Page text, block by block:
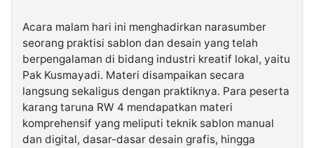
Acara malam hari ini menghadirkan narasumber
seorang praktisi sablon dan desain yang telah
berpengalaman di bidang industri kreatif lokal, yaitu
Pak Kusmayadi. Materi disampaikan secara
langsung sekaligus dengan praktiknya. Para peserta
karang taruna RW 4 mendapatkan materi
komprehensif yang meliputi teknik sablon manual
dan digital, dasar-dasar desain grafis, hingga